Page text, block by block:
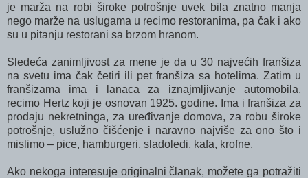
je marža na robi široke potrošnje uvek bila znatno manja
nego marže na uslugama u recimo restoranima, pa čak i ako
su u pitanju restorani sa brzom hranom.
Sledeća zanimljivost za mene je da u 30 najvećih franšiza
na svetu ima čak četiri ili pet franšiza sa hotelima. Zatim u
franšizama ima i lanaca za iznajmljivanje automobila,
recimo Hertz koji je osnovan 1925. godine. Ima i franšiza za
prodaju nekretninga, za uređivanje domova, za robu široke
potrošnje, uslužno čišćenje i naravno najviše za ono što i
mislimo – pice, hamburgeri, sladoledi, kafa, krofne.
Ako nekoga interesuje originalni članak, možete ga potražiti